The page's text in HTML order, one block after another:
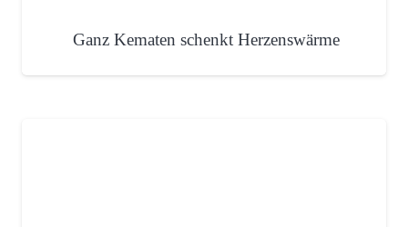
Ganz Kematen schenkt Herzenswärme